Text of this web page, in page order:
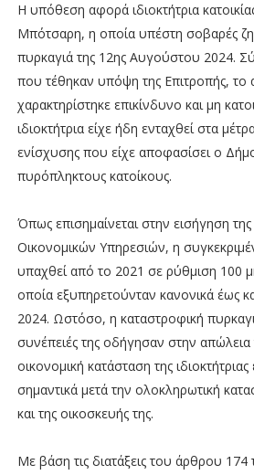
Η υπόθεση αφορά ιδιοκτήτρια
Μπότσαρη, η οποία υπέστη σοβαρές
πυρκαγιά της 12ης Αυγούστου 2024.
που τέθηκαν υπόψη της Επιτροπής, το
χαρακτηρίστηκε επικίνδυνο και μη
ιδιοκτήτρια είχε ήδη ενταχθεί στα
ενίσχυσης που είχε αποφασίσει ο
πυρόπληκτους κατοίκους.
Όπως επισημαίνεται στην εισήγηση
Οικονομικών Υπηρεσιών, η
υπαχθεί από το 2021 σε ρύθμιση 100
οποία εξυπηρετούνταν κανονικά έως
2024. Ωστόσο, η καταστροφική
συνέπειές της οδήγησαν στην
οικονομική κατάσταση της
σημαντικά μετά την ολοκληρωτική
και της οικοσκευής της.
Με βάση τις διατάξεις του άρθρου